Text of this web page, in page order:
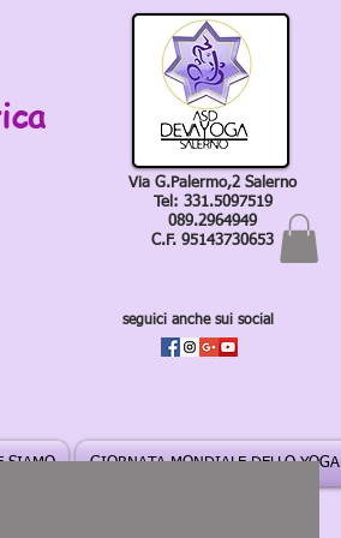
Via G.Palermo,2 Salerno
Tel: 331.5097519
089.2964949
C.F. 95143730653
seguici anche sui social
SIAMO GIORNATA MONDIALE DELLO YOGA